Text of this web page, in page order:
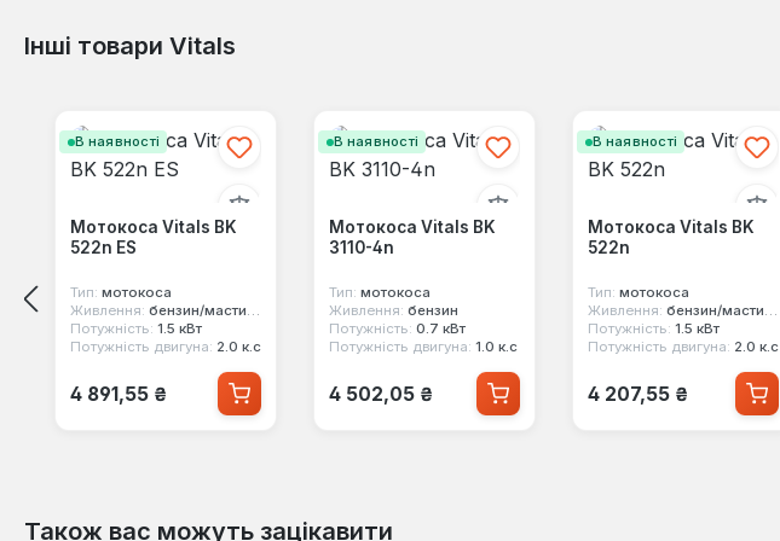
Інші товари Vitals
В наявності
Мотокоса Vitals BK
522n ES
Тип: мотокоса
Живлення: бензин/мастило
Потужність: 1.5 кВт
Потужність двигуна: 2.0 к.с
Звичайна ціна:
4 891,55 ₴
В наявності
Мотокоса Vitals BK
3110-4n
Тип: мотокоса
Живлення: бензин
Потужність: 0.7 кВт
Потужність двигуна: 1.0 к.с
Звичайна ціна:
4 502,05 ₴
В наявності
Мотокоса Vitals BK
522n
Тип: мотокоса
Живлення: бензин/мастило
Потужність: 1.5 кВт
Потужність двигуна: 2.0 к.с
Звичайна ціна:
4 207,55 ₴
Також вас можуть зацікавити